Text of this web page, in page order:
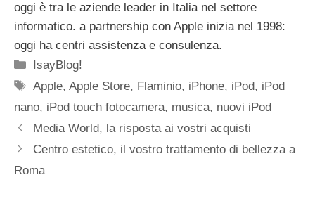
oggi è tra le aziende leader in Italia nel settore
informatico. a partnership con Apple inizia nel 1998:
oggi ha centri assistenza e consulenza.
Categorie
IsayBlog!
Tag
Apple,Apple Store, Flaminio, iPhone, iPod, iPod
nano, iPod touch fotocamera, musica, nuovi iPod
Media World, la risposta ai vostri acquisti
Centro estetico, il vostro trattamento di bellezza a
Roma